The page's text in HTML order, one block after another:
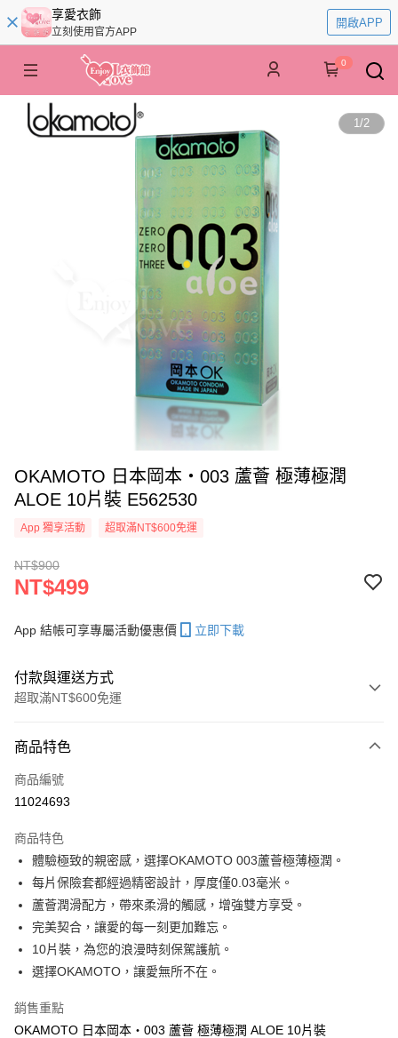
享愛衣飾
立刻使用官方APP
開啟APP
0
1/2
OKAMOTO 日本岡本‧003 蘆薈 極薄極潤
ALOE 10片裝 E562530
App 獨享活動 超取滿NT$600免運
NT$900
NT$499
App 結帳可享專屬活動優惠價 立即下載
付款與運送方式
超取滿NT$600免運
信用卡一次付款
超商取貨付款
Apple Pay
街口支付
悠遊付
ATM付款
全家取貨付款
商品特色
商品編號
11024693
商品特色
體驗極致的親密感，選擇OKAMOTO 003蘆薈極薄極潤。
每片保險套都經過精密設計，厚度僅0.03毫米。
蘆薈潤滑配方，帶來柔滑的觸感，增強雙方享受。
完美契合，讓愛的每一刻更加難忘。
10片裝，為您的浪漫時刻保駕護航。
選擇OKAMOTO，讓愛無所不在。
銷售重點
OKAMOTO 日本岡本‧003 蘆薈 極薄極潤 ALOE 10片裝